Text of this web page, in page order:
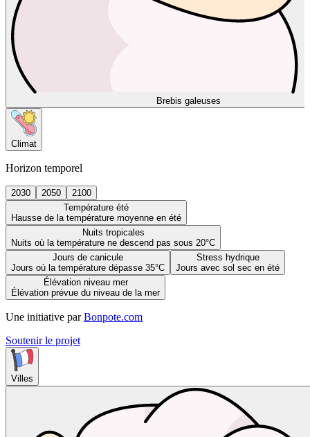
Brebis galeuses
Climat
Horizon temporel
2030 2050
2100
Température été
Hausse de la température moyenne en été
Nuits tropicales
Nuits où la température ne descend pas sous 20°C
Jours de canicule
Jours où la température dépasse 35°C
Stress hydrique
Jours avec sol sec en été
Élévation niveau mer
Élévation prévue du niveau de la mer
Une initiative par Bonpote.com
Soutenir le projet
Villes